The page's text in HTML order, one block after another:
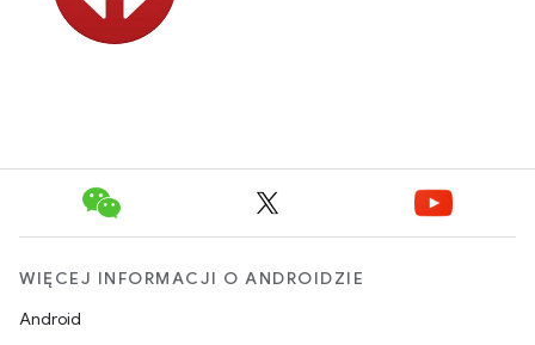
WIĘCEJ INFORMACJI O ANDROIDZIE
Android